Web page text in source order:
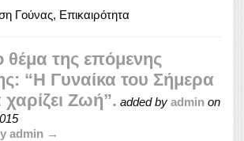
Γούνας, Επικαιρότητα
θέμα της επόμενης
“Η Γυναίκα του Σήμερα
Ζωή”. added by admin on
admin →